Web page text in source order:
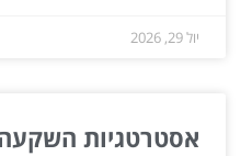
יול 29, 2026
אסטרטגיות